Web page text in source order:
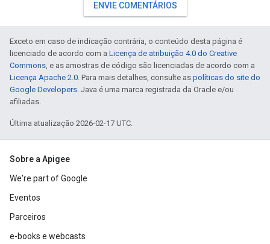
ENVIE COMENTÁRIOS
Exceto em caso de indicação contrária, o conteúdo desta página é
licenciado de acordo com a Licença de atribuição 4.0 do Creative
Commons, e as amostras de código são licenciadas de acordo com a
Licença Apache 2.0. Para mais detalhes, consulte as políticas do site do
Google Developers. Java é uma marca registrada da Oracle e/ou
afiliadas.
Última atualização 2026-02-17 UTC.
Sobre a Apigee
We're part of Google
Eventos
Parceiros
e-books e webcasts